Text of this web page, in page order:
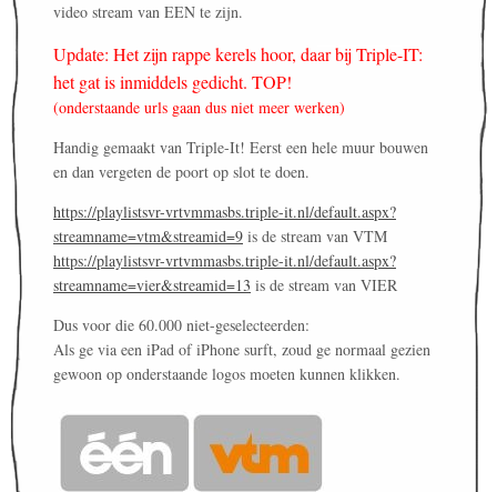
video stream van EEN te zijn.
Update: Het zijn rappe kerels hoor, daar bij Triple-IT:
het gat is inmiddels gedicht. TOP!
(onderstaande urls gaan dus niet meer werken)
Handig gemaakt van Triple-It! Eerst een hele muur bouwen
en dan vergeten de poort op slot te doen.
https://playlistsvr-vrtvmmasbs.triple-it.nl/default.aspx?
streamname=vtm&streamid=9 is de stream van VTM
https://playlistsvr-vrtvmmasbs.triple-it.nl/default.aspx?
streamname=vier&streamid=13 is de stream van VIER
Dus voor die 60.000 niet-geselecteerden:
Als ge via een iPad of iPhone surft, zoud ge normaal gezien
gewoon op onderstaande logos moeten kunnen klikken.